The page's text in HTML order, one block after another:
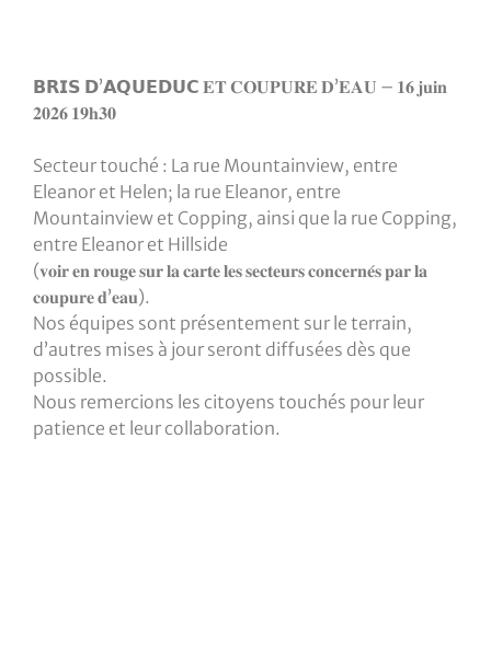
𝗕𝗥𝗜𝗦 𝗗’𝗔𝗤𝗨𝗘𝗗𝗨𝗖 𝐄𝐓 𝐂𝐎𝐔𝐏𝐔𝐑𝐄 𝐃’𝐄𝐀𝐔 – 𝟏𝟔 𝐣𝐮𝐢𝐧
𝟐𝟎𝟐𝟔 𝟏𝟗𝐡𝟑𝟎
Secteur touché : La rue Mountainview, entre
Eleanor et Helen; la rue Eleanor, entre
Mountainview et Copping, ainsi que la rue Copping,
entre Eleanor et Hillside
(𝐯𝐨𝐢𝐫 𝐞𝐧 𝐫𝐨𝐮𝐠𝐞 𝐬𝐮𝐫 𝐥𝐚 𝐜𝐚𝐫𝐭𝐞 𝐥𝐞𝐬 𝐬𝐞𝐜𝐭𝐞𝐮𝐫𝐬 𝐜𝐨𝐧𝐜𝐞𝐫𝐧𝐞́𝐬 𝐩𝐚𝐫 𝐥𝐚
𝐜𝐨𝐮𝐩𝐮𝐫𝐞 𝐝’𝐞𝐚𝐮).
Nos équipes sont présentement sur le terrain,
d’autres mises à jour seront diffusées dès que
possible.
Nous remercions les citoyens touchés pour leur
patience et leur collaboration.